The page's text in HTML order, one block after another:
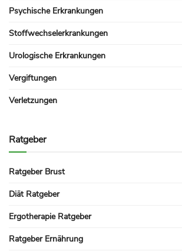
Psychische Erkrankungen
Stoffwechselerkrankungen
Urologische Erkrankungen
Vergiftungen
Verletzungen
Ratgeber
Ratgeber Brust
Diät Ratgeber
Ergotherapie Ratgeber
Ratgeber Ernährung